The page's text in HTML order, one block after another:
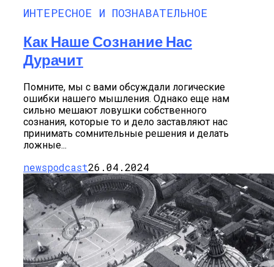
ИНТЕРЕСНОЕ И ПОЗНАВАТЕЛЬНОЕ
Как Наше Сознание Нас
Дурачит
Помните, мы с вами обсуждали логические
ошибки нашего мышления. Однако еще нам
сильно мешают ловушки собственного
сознания, которые то и дело заставляют нас
принимать сомнительные решения и делать
ложные...
newspodcast26.04.2024